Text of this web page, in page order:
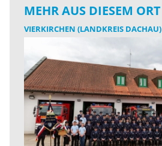
MEHR AUS DIESEM ORT
VIERKIRCHEN (LANDKREIS DACHAU)